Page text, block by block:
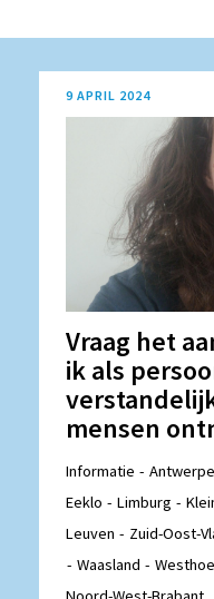
9 APRIL 2024
Vraag het
ik als
mensen
Informatie
Eeklo
Limburg
Leuven
Zuid-Oost-
Waasland